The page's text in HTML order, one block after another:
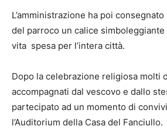
L’amministrazione ha poi
del parroco un calice simboleggiante
vita spesa per l’intera città.
Dopo la celebrazione religiosa molti
accompagnati dal vescovo e dallo
partecipato ad un momento di
l’Auditorium della Casa del Fanciullo.